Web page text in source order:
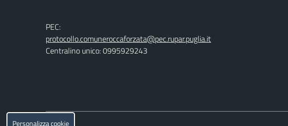
PEC:
protocollo.comuneroccaforzata@pec.rupar.puglia.it
Centralino unico: 0995929243
Personalizza cookie